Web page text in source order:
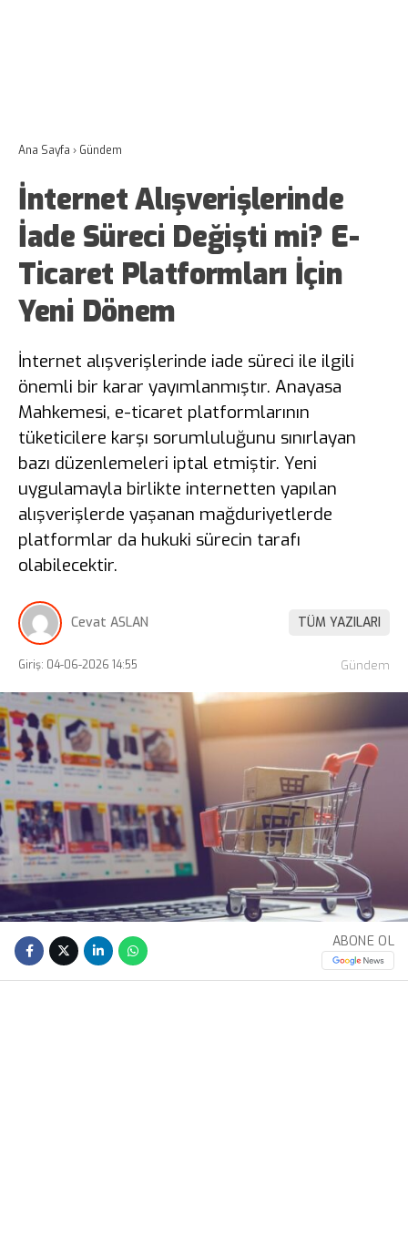
Ana Sayfa › Gündem
İnternet Alışverişlerinde
İade Süreci Değişti mi? E-
Ticaret Platformları İçin
Yeni Dönem
İnternet alışverişlerinde iade süreci ile ilgili
önemli bir karar yayımlanmıştır. Anayasa
Mahkemesi, e-ticaret platformlarının
tüketicilere karşı sorumluluğunu sınırlayan
bazı düzenlemeleri iptal etmiştir. Yeni
uygulamayla birlikte internetten yapılan
alışverişlerde yaşanan mağduriyetlerde
platformlar da hukuki sürecin tarafı
olabilecektir.
Cevat ASLAN TÜM YAZILARI
Giriş: 04-06-2026 14:55 Gündem
ABONE OL